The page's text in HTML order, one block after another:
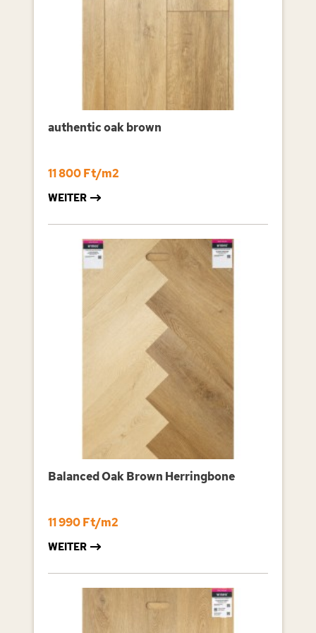
Auswahl des Klebers vom Hersteller beraten.
authentic oak brown
11 800 Ft/m2
WEITER
Balanced Oak Brown Herringbone
11 990 Ft/m2
WEITER